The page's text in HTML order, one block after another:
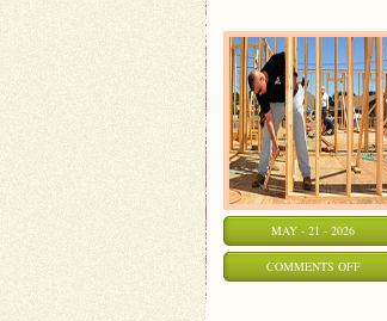
MAY - 21 - 2026
COMMENTS OFFON